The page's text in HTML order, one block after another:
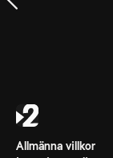
Allmänna villkor